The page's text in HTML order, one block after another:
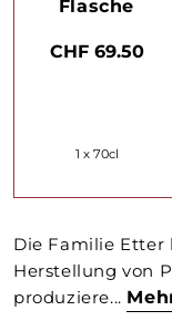
Flasche
CHF 69.50
1 x 70cl
Die Familie Etter
Herstellung von
produziere...